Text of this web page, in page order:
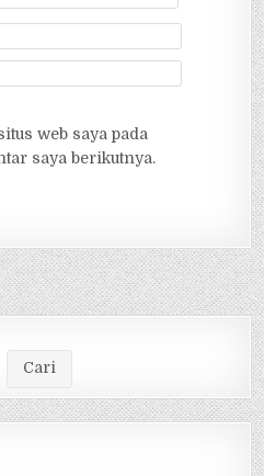
web saya pada
saya berikutnya.
Cari